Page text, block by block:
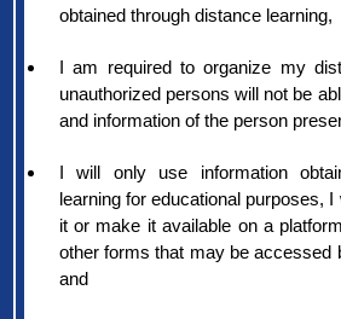
obtained through distance learning,
I am required to organize my
unauthorized persons will not be
and information of the person
I will only use information
learning for educational purposes,
it or make it available on a
other forms that may be accessed
and